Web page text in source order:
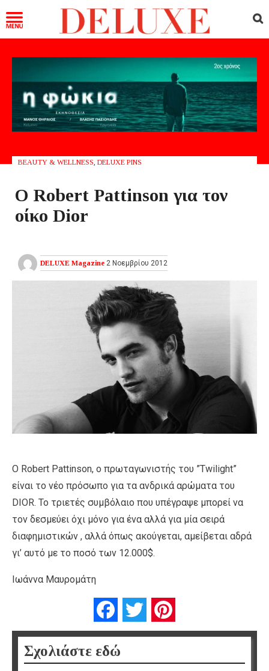
BEAUTY & WELLNESS DELUXE PINS
Ο Robert Pattinson για τον
οίκο Dior
DELUXE Magazine 2 Νοεμβρίου 2012
O Robert Pattinson, ο πρωταγωνιστής του ”Τwilight”
είναι το νέο πρόσωπο για τα ανδρικά αρώματα του
DIOR. Το τριετές συμβόλαιο που υπέγραψε μπορεί να
τον δεσμεύει όχι μόνο για ένα αλλά για μία σειρά
διαφημιστικών , αλλά όπως ακούγεται, αμείβεται αδρά
γι’ αυτό με το ποσό των 12.000$.
Ιωάννα Μαυρομάτη
FacebookTwitter
Σχολιάστε εδώ